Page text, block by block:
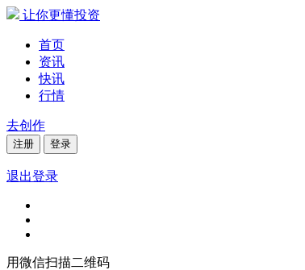
让你更懂投资
首页
资讯
快讯
行情
去创作
注册 登录
退出登录
用微信扫描二维码